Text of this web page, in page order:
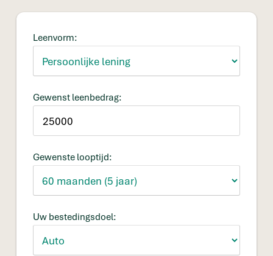
Leenvorm:
Gewenst leenbedrag:
Gewenste looptijd:
Uw bestedingsdoel: